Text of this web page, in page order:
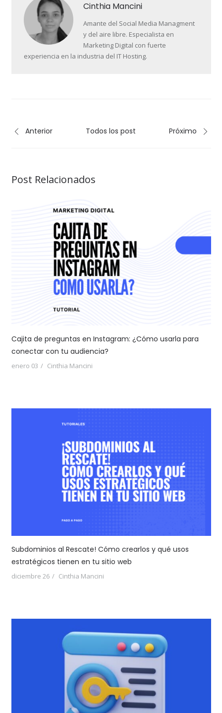
Cinthia Mancini
Amante del Social Media Managment
y del aire libre. Especialista en
Marketing Digital con fuerte
experiencia en la industria del IT Hosting.
Anterior Todos los post Próximo
Post Relacionados
Cajita de preguntas en Instagram: ¿Cómo usarla para
conectar con tu audiencia?
enero 03 Cinthia Mancini
Subdominios al Rescate! Cómo crearlos y qué usos
estratégicos tienen en tu sitio web
diciembre 26 Cinthia Mancini